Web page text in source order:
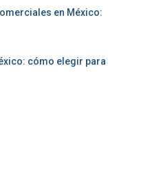
en México:
cómo elegir para